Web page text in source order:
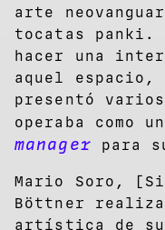
arte
tocatas panki.
hacer una
aquel
presentó
operaba como
manager
para
Mario Soro,
Böttner
artística de su